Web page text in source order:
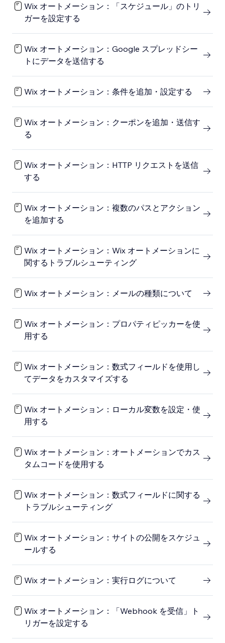
Wix オートメーション：「スケジュール」のトリ
ガーを設定する
Wix オートメーション：Google スプレッドシー
トにデータを送信する
Wix オートメーション：条件を追加・設定する
Wix オートメーション：クーポンを追加・送信す
る
Wix オートメーション：HTTP リクエストを送信
する
Wix オートメーション：複数のパスとアクション
を追加する
Wix オートメーション：Wix オートメーションに
関するトラブルシューティング
Wix オートメーション：メールの種類について
Wix オートメーション：プロパティピッカーを使
用する
Wix オートメーション：数式フィールドを使用し
てデータをカスタマイズする
Wix オートメーション：ローカル変数を設定・使
用する
Wix オートメーション：オートメーションでカス
タムコードを使用する
Wix オートメーション：数式フィールドに関する
トラブルシューティング
Wix オートメーション：サイトの公開をスケジュ
ールする
Wix オートメーション：実行ログについて
Wix オートメーション：「Webhook を受信」ト
リガーを設定する